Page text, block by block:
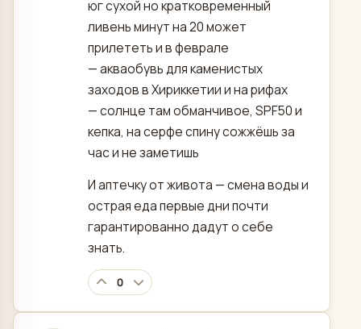
юг сухой но кратковременный
ливень минут на 20 может
прилететь и в феврале
— акваобувь для каменистых
заходов в Хириккетии и на рифах
— солнце там обманчивое, SPF50 и
кепка, на серфе спину сожжёшь за
час и не заметишь
И аптечку от живота — смена воды и
острая еда первые дни почти
гарантированно дадут о себе
знать.
0